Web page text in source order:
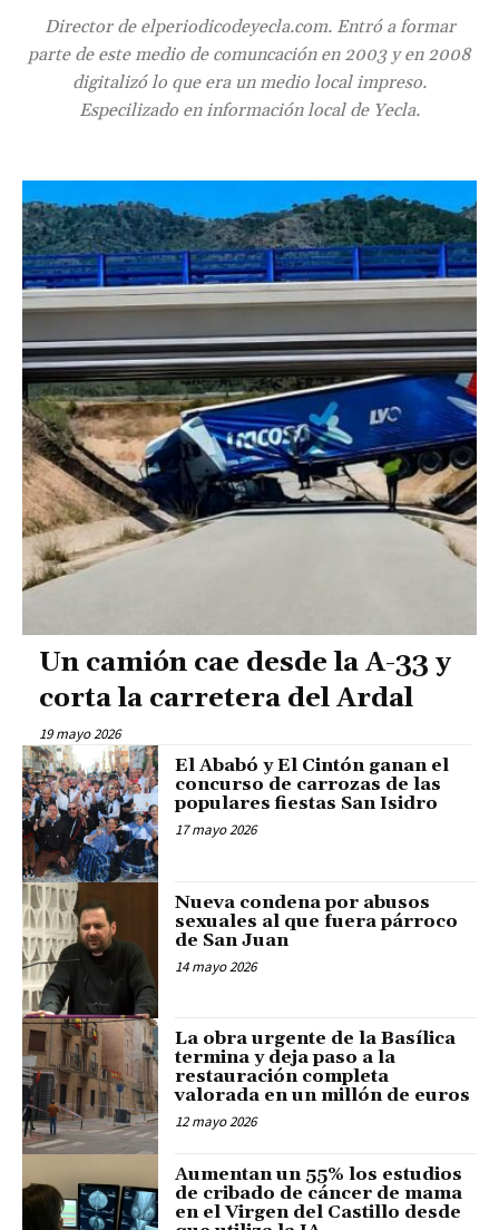
Director de elperiodicodeyecla.com. Entró a formar
parte de este medio de comuncación en 2003 y en 2008
digitalizó lo que era un medio local impreso.
Especilizado en información local de Yecla.
Un camión cae desde la A-33 y
corta la carretera del Ardal
19 mayo 2026
El Ababó y El Cintón ganan el
concurso de carrozas de las
populares fiestas San Isidro
17 mayo 2026
Nueva condena por abusos
sexuales al que fuera párroco
de San Juan
14 mayo 2026
La obra urgente de la Basílica
termina y deja paso a la
restauración completa
valorada en un millón de euros
12 mayo 2026
Aumentan un 55% los estudios
de cribado de cáncer de mama
en el Virgen del Castillo desde